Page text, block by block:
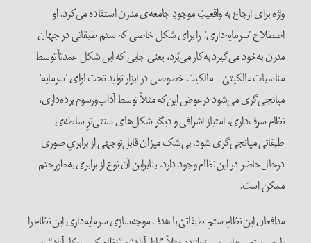
واژه برای ارجاع به واقعیتِ موجودِ جامعه‌ی مدرن استفاده می‌کرد. او
اصطلاح ’سرمایه‌داری‘ را برای شکل خاصی که ستم طبقاتی در جهان
مدرن به‌خود می‌گیرد به‌کار می‌بُرد، یعنی جایی که این شکل عمدتاً توسط
مناسبات مالکیتیْ ــ مالکیت خصوصی در ابزار تولید تحت لوای ’سرمایه‘ ــ
میانجی‌گری می‌شود در‌عوض این‌که مثلاً توسط آداب‌و‌رسوم برده‌داری،
نظام سرف‌داری، امتیاز اشرافی و دیگر شکل‌های سنتی‌ترِ سلطه‌ی
طبقاتی میانجی‌گری شود. بی‌شک میزان قابل‌توجهی از برابریِ صوری
در‌حال‌حاضر در این نظام وجود دارد، بنا‌بر‌این آن نوع از برابری به‌طور‌حتم
ممکن است.
مدافعان این نظامِ ستمِ طبقاتیْ با هدف موجه‌سازی سرمایه‌داری این نظام را